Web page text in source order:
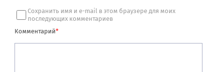
Сохранить имя и e-mail в этом браузере для моих
последующих комментариев
Комментарий*